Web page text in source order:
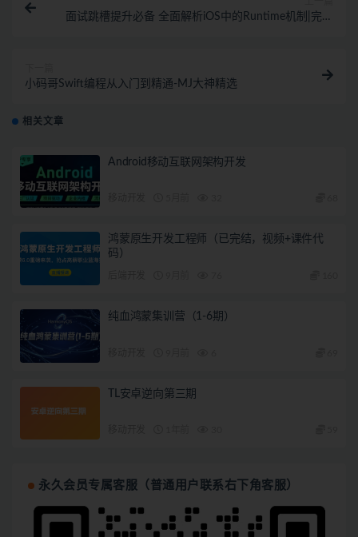
面试跳槽提升必备 全面解析iOS中的Runtime机制|完结
小码哥Swift编程从入门到精通-MJ大神精选
相关文章
Android移动互联网架构开发
鸿蒙原生开发工程师（已完结，视频+课件代
码）
纯血鸿蒙集训营（1-6期）
TL安卓逆向第三期
永久会员专属客服（普通用户联系右下角客服）